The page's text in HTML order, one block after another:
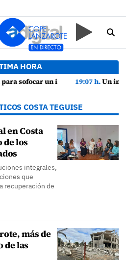
HORA
h.Un incendio localizado en un sofá obliga a intervenir
COSTA TEGUISE
en Costa
de los
integrales,
que
recuperación de
más de
de las